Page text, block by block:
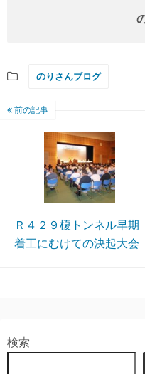
のりさんブログ
前の記事
Ｒ４２９榎トンネル早期
着工にむけての決起大会
検索